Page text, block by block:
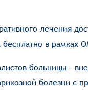
лечения
в рамках
больницы –
болезни с